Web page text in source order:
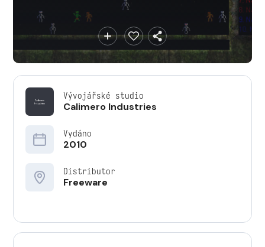
Vývojářské studio
Calimero Industries
Vydáno
2010
Distributor
Freeware